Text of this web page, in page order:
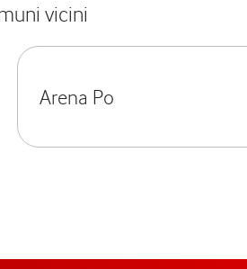
vicini
Arena Po